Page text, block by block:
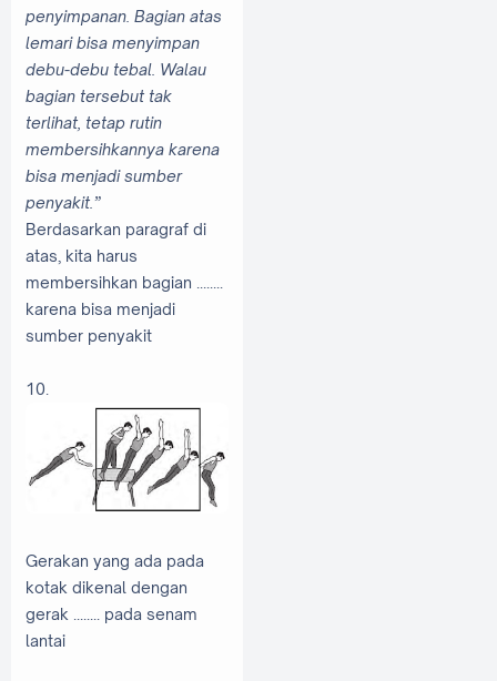
penyimpanan. Bagian atas
lemari bisa menyimpan
debu-debu tebal. Walau
bagian tersebut tak
terlihat, tetap rutin
membersihkannya karena
bisa menjadi sumber
penyakit.”
Berdasarkan paragraf di
atas, kita harus
membersihkan bagian ........
karena bisa menjadi
sumber penyakit
10.
Gerakan yang ada pada
kotak dikenal dengan
gerak ........ pada senam
lantai